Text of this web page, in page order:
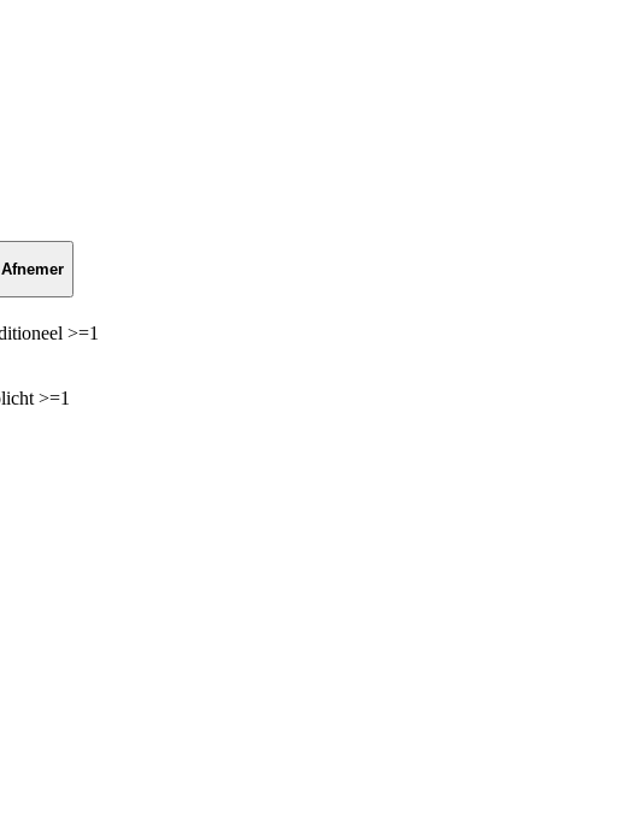
Afnemer
>=1
>=1